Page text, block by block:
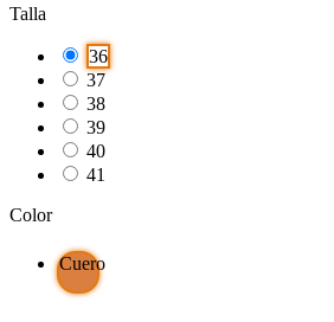
Talla
36
37
38
39
40
41
Color
Cuero